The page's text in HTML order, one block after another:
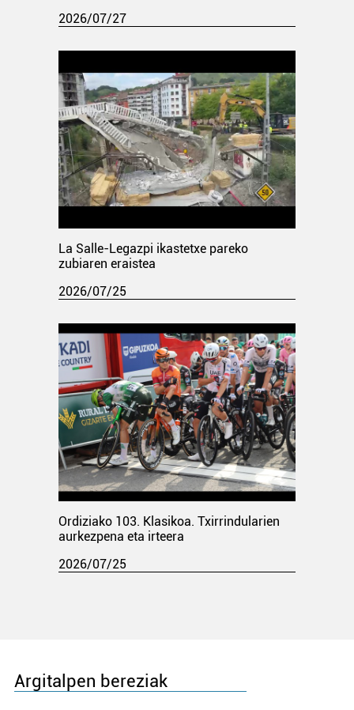
2026/07/27
La Salle-Legazpi ikastetxe pareko
zubiaren eraistea
2026/07/25
Ordiziako 103. Klasikoa. Txirrindularien
aurkezpena eta irteera
2026/07/25
Argitalpen bereziak